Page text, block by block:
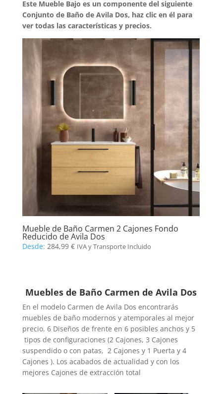
Este Mueble Bajo es un componente del siguiente
Conjunto de Baño de Avila Dos, haz clic en él para
ver todas las características y precios.
Mueble de Baño Carmen 2 Cajones Fondo
Reducido de Avila Dos
Desde: 284,99 € IVA y Transporte Incluido
Muebles de Baño Carmen de Avila Dos
En el modelo Carmen de Avila Dos encontrarás
muebles de baño modernos y atemporales al mejor
precio. 6 Diseños de frente en 6 posibles anchos y 5
tipos de configuraciones (2 Cajones, 3 Cajones
suspendido o con patas, 2 Cajones y 1 Puerta y 4
Cajones ). Los acabados de actualidad y con los
mejores Cajones de extracción total